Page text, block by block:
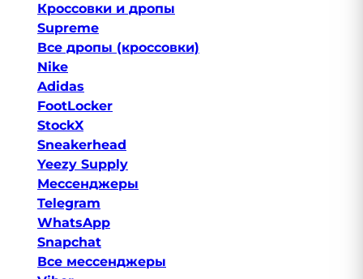
Кроссовки и дропы
Supreme
Все дропы (кроссовки)
Nike
Adidas
FootLocker
StockX
Sneakerhead
Yeezy Supply
Мессенджеры
Telegram
WhatsApp
Snapchat
Все мессенджеры